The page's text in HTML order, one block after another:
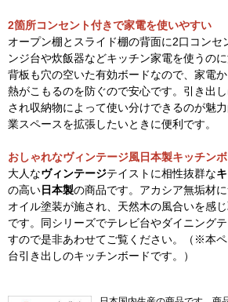
2箇所コンセント付きで家電を使いやすい
オープン棚とスライド棚の背面に2口コンセ
ンジ台や炊飯器などキッチン家電を使うの
背板も穴の空いた有効ボードなので、家電か
熱がこもるのを防ぐので安心です。引き出
され収納物によって使い分けできるのが魅
業スペースを拡張したいときに便利です。
おしゃれなヴィンテージ風日本製キッチン
大人なヴィンテージテイストに相性抜群な
の高い日本製の商品です。アカシア無垢材
オイル塗装が施され、天然木の風合いを感
です。同シリーズでテレビ台やダイニング
すので是非あわせてご覧ください。（※本
台引き出しのキッチンボードです。）